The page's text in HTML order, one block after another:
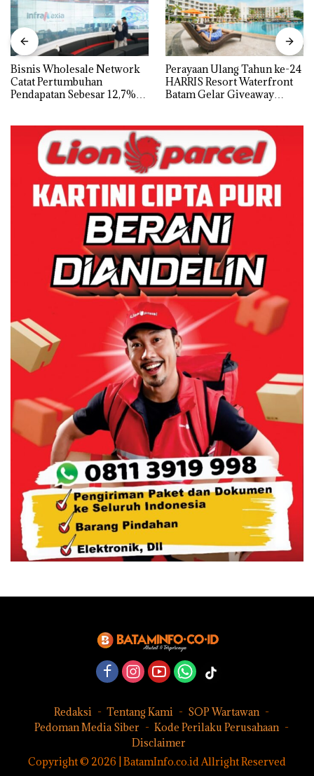
Bisnis Wholesale Network
Catat Pertumbuhan
Pendapatan Sebesar 12,7%
Perayaan Ulang Tahun ke-24
HARRIS Resort Waterfront
Batam Gelar Giveaway
Redaksi Tentang Kami
SOP Wartawan
Pedoman Media Siber
Kode Perilaku Perusahaan
Disclaimer
Copyright © 2026 | BatamInfo.co.id Allright Reserved